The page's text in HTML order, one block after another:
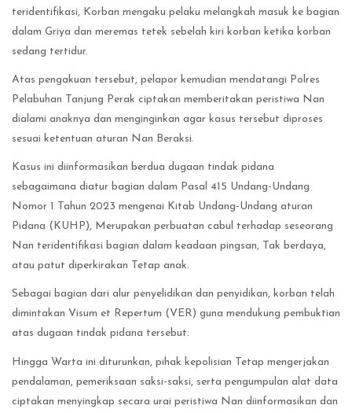
teridentifikasi, Korban mengaku pelaku melangkah masuk ke bagian
dalam Griya dan meremas tetek sebelah kiri korban ketika korban
sedang tertidur.
Atas pengakuan tersebut, pelapor kemudian mendatangi Polres
Pelabuhan Tanjung Perak ciptakan memberitakan peristiwa Nan
dialami anaknya dan menginginkan agar kasus tersebut diproses
sesuai ketentuan aturan Nan Beraksi.
Kasus ini diinformasikan berdua dugaan tindak pidana
sebagaimana diatur bagian dalam Pasal 415 Undang-Undang
Nomor 1 Tahun 2023 mengenai Kitab Undang-Undang aturan
Pidana (KUHP), Merupakan perbuatan cabul terhadap seseorang
Nan teridentifikasi bagian dalam keadaan pingsan, Tak berdaya,
atau patut diperkirakan Tetap anak.
Sebagai bagian dari alur penyelidikan dan penyidikan, korban telah
dimintakan Visum et Repertum (VER) guna mendukung pembuktian
atas dugaan tindak pidana tersebut.
Hingga Warta ini diturunkan, pihak kepolisian Tetap mengerjakan
pendalaman, pemeriksaan saksi-saksi, serta pengumpulan alat data
ciptakan menyingkap secara urai peristiwa Nan diinformasikan dan